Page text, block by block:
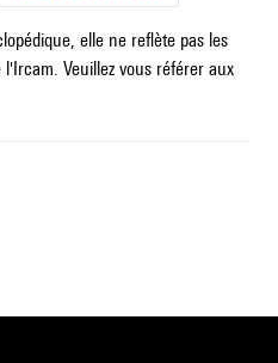
elle ne reflète pas les
Veuillez vous référer aux